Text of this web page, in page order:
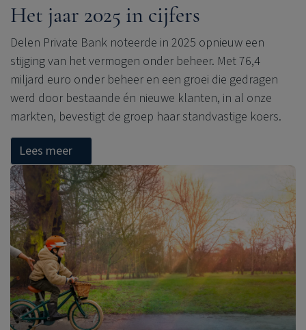
Het jaar 2025 in cijfers
Delen Private Bank noteerde in 2025 opnieuw een
stijging van het vermogen onder beheer. Met 76,4
miljard euro onder beheer en een groei die gedragen
werd door bestaande én nieuwe klanten, in al onze
markten, bevestigt de groep haar standvastige koers.
Lees meer